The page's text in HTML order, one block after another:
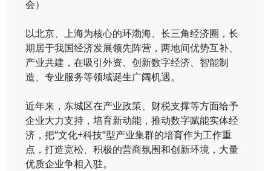
会）
以北京、上海为核心的环渤海、长三角经济圈，长
期居于我国经济发展领先阵营，两地间优势互补、
产业共建，在吸引外资、创新数字经济、智能制
造、专业服务等领域诞生广阔机遇。
近年来，东城区在产业政策、财税支撑等方面给予
企业大力支持，培育新动能，推动数字赋能实体经
济，把“文化+科技”型产业集群的培育作为工作重
点，打造宽松、积极的营商氛围和创新环境，大量
优质企业争相入驻。